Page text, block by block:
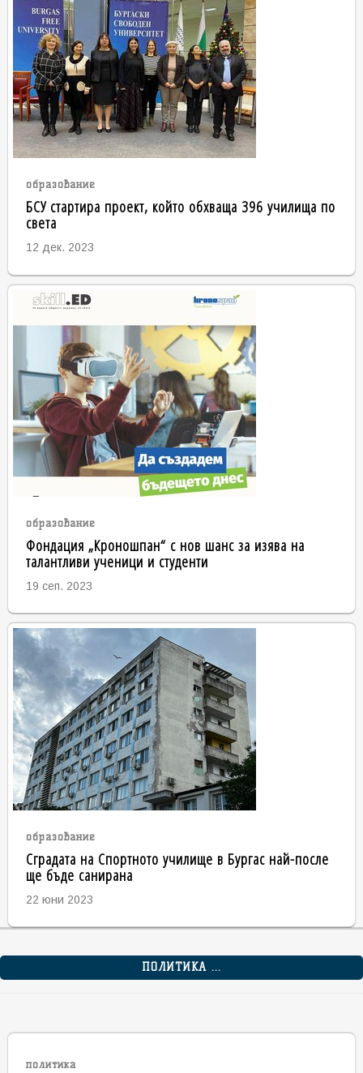
образование
БСУ стартира проект, който обхваща 396 училища по
света
12 дек. 2023
образование
Фондация „Кроношпан“ с нов шанс за изява на
талантливи ученици и студенти
19 сеп. 2023
образование
Сградата на Спортното училище в Бургас най-после
ще бъде санирана
22 юни 2023
ПОЛИТИКА ...
политика